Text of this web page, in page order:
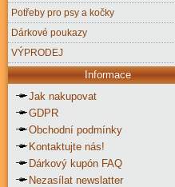
Potřeby pro psy a kočky
Dárkové poukazy
VÝPRODEJ
Informace
Jak nakupovat
GDPR
Obchodní podmínky
Kontaktujte nás!
Dárkový kupón FAQ
Nezasílat newslatter